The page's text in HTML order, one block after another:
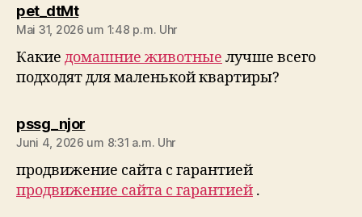
pet_dtMtsagt:
Mai 31, 2026 um 1:48 p.m. Uhr
Какие домашние животные лучше всего
подходят для маленькой квартиры?
pssg_njorsagt:
Juni 4, 2026 um 8:31 a.m. Uhr
продвижение сайта с гарантией
продвижение сайта с гарантией .